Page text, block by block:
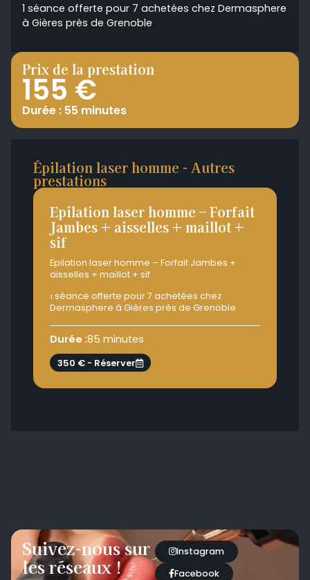
1 séance offerte pour 7 achetées chez Dermasphere
à Gières près de Grenoble
Prix de la prestation
155 €
Durée : 55 minutes
Épilation laser homme - Autres
prestations
Epilation laser homme – Forfait
Jambes + aisselles + maillot +
sif
Epilation laser homme – Forfait Jambes +
aisselles + maillot + sif
1 séance offerte pour 7 achetées chez
Dermasphere à Gières près de Grenoble
Durée :85 minutes
350 € - Réserver
Suivez-nous sur
les réseaux !
Instagram
Facebook